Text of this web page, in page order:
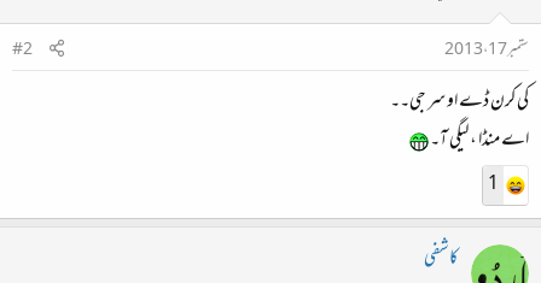
ستمبر 17، 2013
#2
کی کرن ڈے او سر جی۔۔
اے منڈا ، لیگی آ۔
1
کاشفی